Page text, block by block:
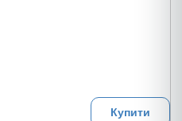
Купити